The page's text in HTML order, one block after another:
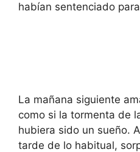
habían sentenciado
La mañana siguiente
como si la tormenta de
hubiera sido un sueño.
tarde de lo habitual,